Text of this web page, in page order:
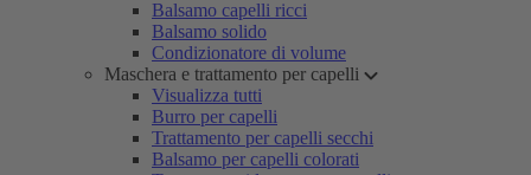
Balsamo capelli ricci
Balsamo solido
Condizionatore di volume
Maschera e trattamento per capelli
Visualizza tutti
Burro per capelli
Trattamento per capelli secchi
Balsamo per capelli colorati